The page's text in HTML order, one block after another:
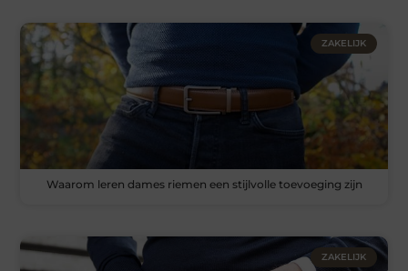
ZAKELIJK
Waarom leren dames riemen een stijlvolle toevoeging zijn
ZAKELIJK